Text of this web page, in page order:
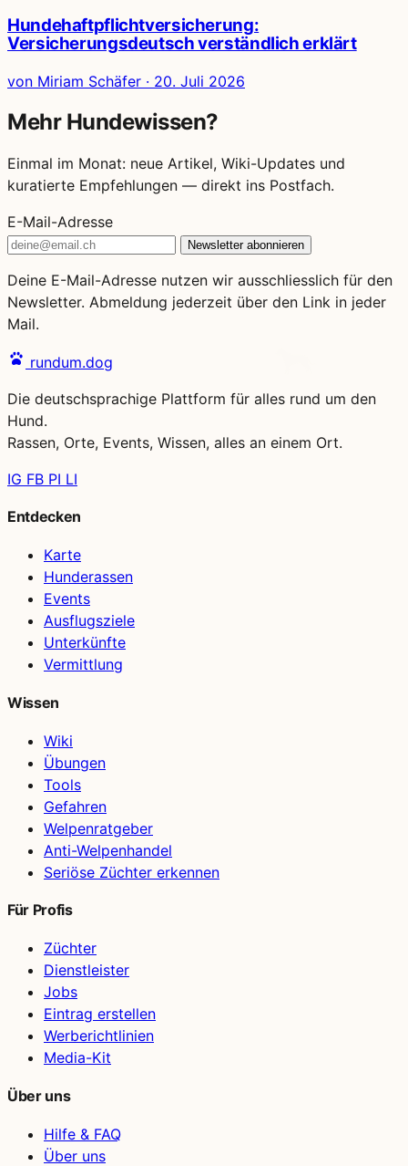
Hundehaftpflichtversicherung:
Versicherungsdeutsch verständlich erklärt
von Miriam Schäfer · 20. Juli 2026
Mehr Hundewissen?
Einmal im Monat: neue Artikel, Wiki-Updates und
kuratierte Empfehlungen — direkt ins Postfach.
E-Mail-Adresse
Newsletter abonnieren
Deine E-Mail-Adresse nutzen wir ausschliesslich für den
Newsletter. Abmeldung jederzeit über den Link in jeder
Mail.
rundum.dog
Die deutschsprachige Plattform für alles rund um den
Hund.
Rassen, Orte, Events, Wissen, alles an einem Ort.
IG FB PI LI
Entdecken
Karte
Hunderassen
Events
Ausflugsziele
Unterkünfte
Vermittlung
Wissen
Wiki
Übungen
Tools
Gefahren
Welpenratgeber
Anti-Welpenhandel
Seriöse Züchter erkennen
Für Profis
Züchter
Dienstleister
Jobs
Eintrag erstellen
Werberichtlinien
Media-Kit
Über uns
Hilfe & FAQ
Über uns